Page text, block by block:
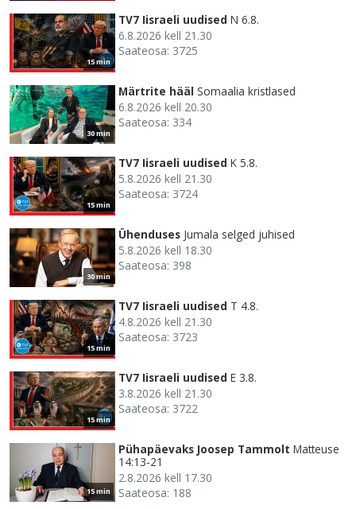
15 min
TV7 Iisraeli uudised N 6.8.
6.8.2026 kell 21.30
Saateosa: 3725
30 min
Märtrite hääl Somaalia kristlased
6.8.2026 kell 20.30
Saateosa: 334
15 min
TV7 Iisraeli uudised K 5.8.
5.8.2026 kell 21.30
Saateosa: 3724
30 min
Ühenduses Jumala selged juhised
5.8.2026 kell 18.30
Saateosa: 398
15 min
TV7 Iisraeli uudised T 4.8.
4.8.2026 kell 21.30
Saateosa: 3723
15 min
TV7 Iisraeli uudised E 3.8.
3.8.2026 kell 21.30
Saateosa: 3722
15 min
Pühapäevaks Joosep Tammolt Matteuse
14:13-21
2.8.2026 kell 17.30
Saateosa: 188